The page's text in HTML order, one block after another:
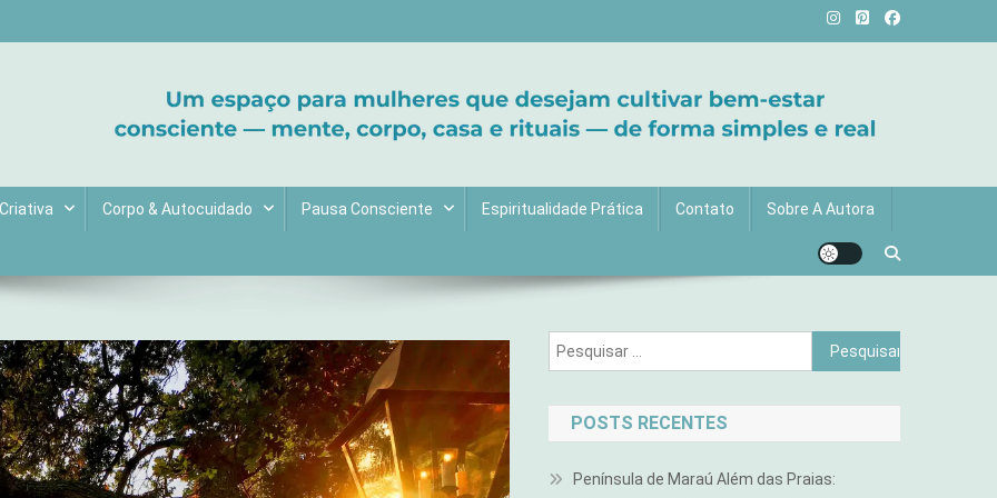
Corpo & Autocuidado Pausa Consciente Espiritualidade Prática Contato Sobre A Autora
Pesquisar
por:
POSTS RECENTES
Península de Maraú Além das Praias: